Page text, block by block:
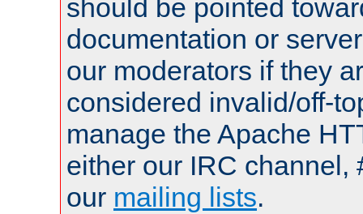
should be pointed
documentation or
our moderators if they
considered invalid/off-
manage the Apache
either our IRC channel,
our mailing lists.